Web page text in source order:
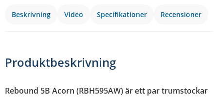
Beskrivning Video Specifikationer Recensioner
Produktbeskrivning
Rebound 5B Acorn (RBH595AW) är ett par trumstockar